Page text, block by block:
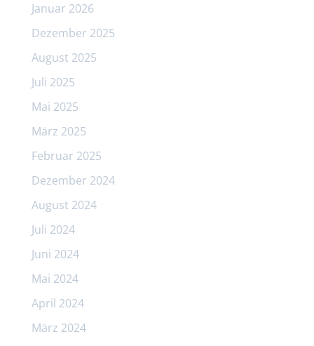
Januar 2026
Dezember 2025
August 2025
Juli 2025
Mai 2025
März 2025
Februar 2025
Dezember 2024
August 2024
Juli 2024
Juni 2024
Mai 2024
April 2024
März 2024